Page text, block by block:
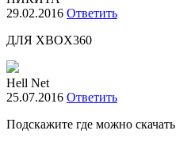
29.02.2016 Ответить
ДЛЯ XBOX360
Hell Net
25.07.2016 Ответить
Подскажите где можно скачать